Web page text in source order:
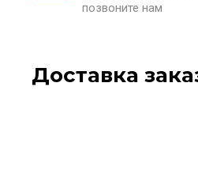
позвоните нам
Доставка